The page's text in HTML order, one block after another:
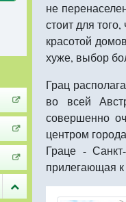
не
стоит для
красотой
хуже, выбор
Грац
во всей
совершенно
центром
Граце -
прилегающая